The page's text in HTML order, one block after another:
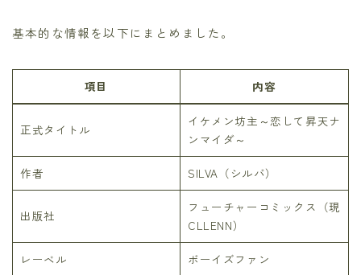
基本的な情報を以下にまとめました。
項目 内容
正式タイトル
イケメン坊主～恋して昇天ナ
ンマイダ～
作者 SILVA（シルバ）
出版社
フューチャーコミックス（現
CLLENN）
レーベル ボーイズファン